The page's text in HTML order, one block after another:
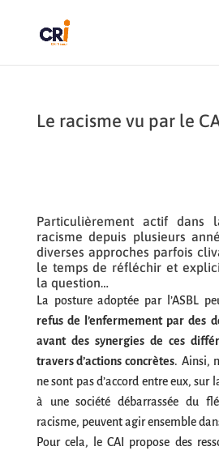
Le racisme vu par le
Particulièrement actif
racisme depuis plusieurs
diverses approches parfois
le temps de réfléchir et
la question…
La posture adoptée par l’ASBL
refus de l’enfermement par des
avant des synergies de ces
travers d’actions concrètes. Ainsi,
ne sont pas d’accord entre eux, sur
à une société débarrassée du
racisme, peuvent agir ensemble
Pour cela, le CAI propose des